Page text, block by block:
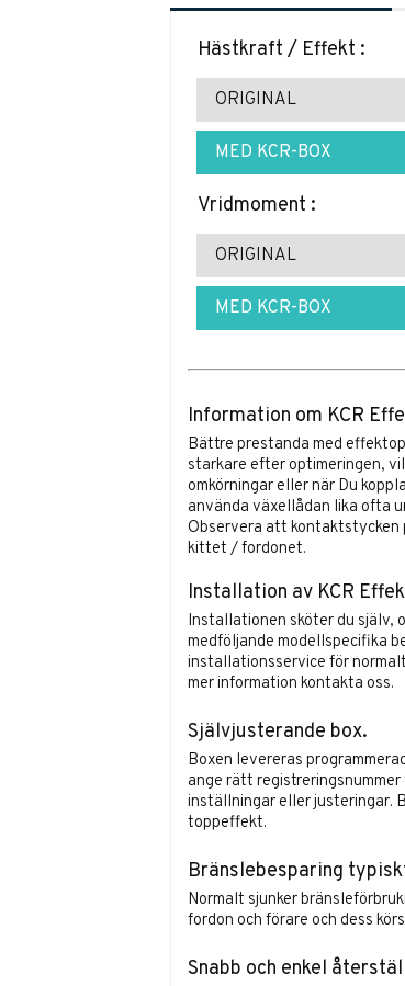
Hästkraft / Effekt :
ORIGINAL
MED KCR-BOX
Vridmoment :
ORIGINAL
MED KCR-BOX
Information om KCR
Bättre prestanda med
starkare efter optimeringen,
omkörningar eller när Du
använda växellådan lika ofta
Observera att kontaktstycken
kittet / fordonet.
Installation av KCR
Installationen sköter du själv,
medföljande modellspecifika
installationsservice för
mer information kontakta oss.
Självjusterande box.
Boxen levereras
ange rätt
inställningar eller justeringar.
toppeffekt.
Bränslebesparing
Normalt sjunker
fordon och förare och dess
Snabb och enkel